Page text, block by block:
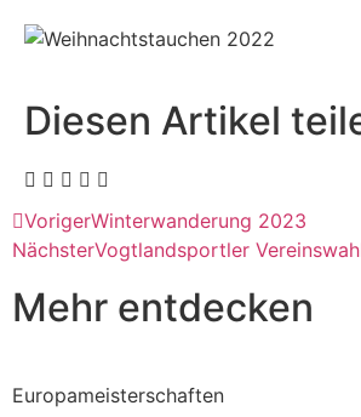
Diesen Artikel
VorigerWinterwanderung 2023
NächsterVogtlandsportler
Mehr entdecken
Europameisterschaften